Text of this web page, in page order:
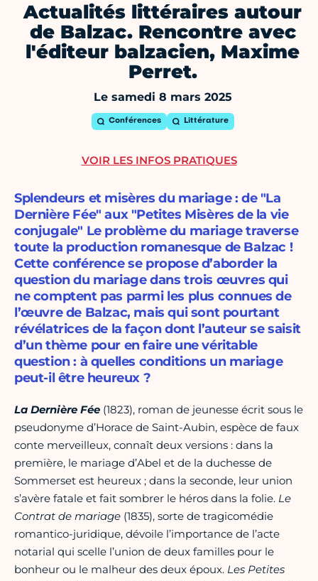
Actualités littéraires autour
de Balzac. Rencontre avec
l'éditeur balzacien, Maxime
Perret.
Le samedi 8 mars 2025
Conférences Littérature
Splendeurs et misères du mariage : de "La
Dernière Fée" aux "Petites Misères de la vie
conjugale" Le problème du mariage traverse
toute la production romanesque de Balzac !
Cette conférence se propose d’aborder la
question du mariage dans trois œuvres qui
ne comptent pas parmi les plus connues de
l’œuvre de Balzac, mais qui sont pourtant
révélatrices de la façon dont l’auteur se saisit
d’un thème pour en faire une véritable
question : à quelles conditions un mariage
peut-il être heureux ?
La Dernière Fée (1823), roman de jeunesse écrit sous le
pseudonyme d’Horace de Saint-Aubin, espèce de faux
conte merveilleux, connaît deux versions : dans la
première, le mariage d’Abel et de la duchesse de
Sommerset est heureux ; dans la seconde, leur union
s’avère fatale et fait sombrer le héros dans la folie. Le
Contrat de mariage (1835), sorte de tragicomédie
romantico-juridique, dévoile l’importance de l’acte
notarial qui scelle l’union de deux familles pour le
bonheur ou le malheur des deux époux. Les Petites
VOIR LES INFOS PRATIQUES